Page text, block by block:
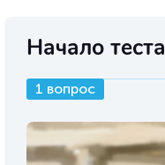
Начало теста
1 вопрос